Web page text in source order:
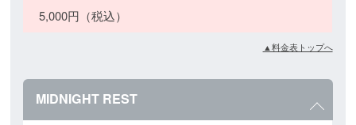
5,000円（税込）
▲料金表トップへ
MIDNIGHT REST